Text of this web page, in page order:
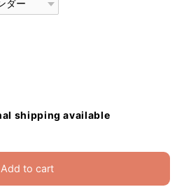
shipping available
Add to cart